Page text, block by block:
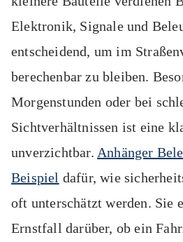
Elektronik, Signale und
entscheidend, um im
berechenbar zu bleiben.
Morgenstunden oder bei
Sichtverhältnissen ist eine
unverzichtbar. Anhänger
Beispiel dafür, wie
oft unterschätzt werden. Sie
Ernstfall darüber, ob ein